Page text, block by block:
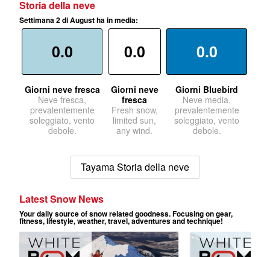
Storia della neve
Settimana 2 di August ha in media:
0.0
Giorni neve fresca
Neve fresca,
prevalentemente
soleggiato, vento
debole.
0.0
Giorni neve
fresca
Fresh snow,
limited sun,
any wind.
0.0
Giorni Bluebird
Neve media,
prevalentemente
soleggiato, vento
debole.
Tayama Storia della neve